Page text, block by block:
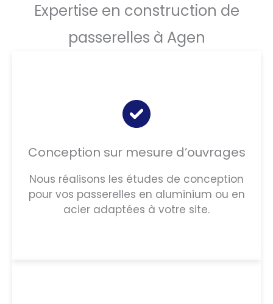
Expertise en construction de
passerelles à Agen
Conception sur mesure d’ouvrages
Nous réalisons les études de conception
pour vos passerelles en aluminium ou en
acier adaptées à votre site.